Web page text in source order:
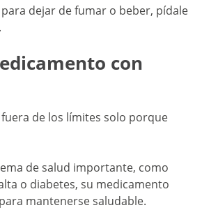
dejar de fumar o beber, pídale
con
de los límites solo porque
de salud importante, como
o diabetes, su medicamento
mantenerse saludable.